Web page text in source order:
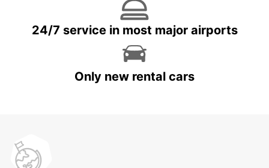
24/7 service in most major airports
Only new rental cars